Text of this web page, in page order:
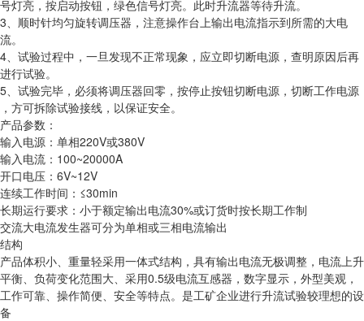
号灯亮，按启动按钮，绿色信号灯亮。此时升流器等待升流。
3、顺时针均匀旋转调压器，注意操作台上输出电流指示到所需的大电
流。
4、试验过程中，一旦发现不正常现象，应立即切断电源，查明原因后再
进行试验。
5、试验完毕，必须将调压器回零，按停止按钮切断电源，切断工作电源
，方可拆除试验接线，以保证安全。
产品参数：
输入电源：单相220V或380V
输入电流：100~20000A
开口电压：6V~12V
连续工作时间：≤30min
长期运行要求：小于额定输出电流30%或订货时按长期工作制
交流大电流发生器可分为单相或三相电流输出
结构
产品体积小、重量轻采用一体式结构，具有输出电流无极调整，电流上升
平衡、负荷变化范围大、采用0.5级电流互感器，数字显示，外型美观，
工作可靠、操作简便、安全等特点。是工矿企业进行升流试验较理想的设
备